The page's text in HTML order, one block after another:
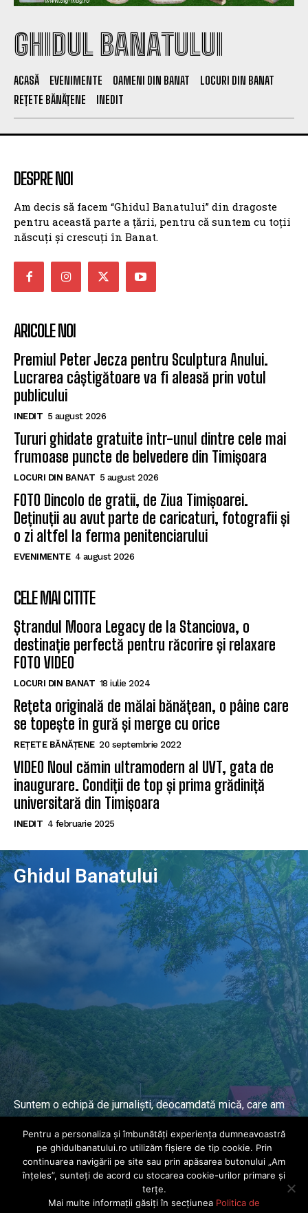
GHIDUL BANATULUI
ACASĂ EVENIMENTE OAMENI DIN BANAT
LOCURI DIN BANAT
REȚETE BĂNĂȚENE
INEDIT
DESPRE NOI
Am decis să facem “Ghidul Banatului” din dragoste
pentru această parte a țării, pentru că suntem cu toții
născuți și crescuți în Banat.
ARICOLE NOI
Premiul Peter Jecza pentru Sculptura Anului.
Lucrarea câștigătoare va fi aleasă prin votul
publicului
INEDIT 5 august 2026
Tururi ghidate gratuite într-unul dintre cele mai
frumoase puncte de belvedere din Timișoara
LOCURI DIN BANAT 5 august 2026
FOTO Dincolo de gratii, de Ziua Timișoarei.
Deținuții au avut parte de caricaturi, fotografii și
o zi altfel la ferma penitenciarului
EVENIMENTE 4 august 2026
CELE MAI CITITE
Ștrandul Moora Legacy de la Stanciova, o
destinație perfectă pentru răcorire și relaxare
FOTO VIDEO
LOCURI DIN BANAT 18 iulie 2024
Rețeta originală de mălai bănățean, o pâine care
se topește în gură și merge cu orice
REȚETE BĂNĂȚENE 20 septembrie 2022
VIDEO Noul cămin ultramodern al UVT, gata de
inaugurare. Condiții de top și prima grădiniță
universitară din Timișoara
INEDIT 4 februarie 2025
Ghidul Banatului
Suntem o echipă de jurnaliști, deocamdată mică, care am
ani.
Pentru a personaliza și îmbunătăți experiența dumneavoastră
pe ghidulbanatului.ro utilizăm fișiere de tip cookie. Prin
continuarea navigării pe site sau prin apăsarea butonului „Am
înțeles”, sunteți de acord cu stocarea cookie-urilor primare și
terțe.
Mai multe informații găsiți în secțiunea Politica de